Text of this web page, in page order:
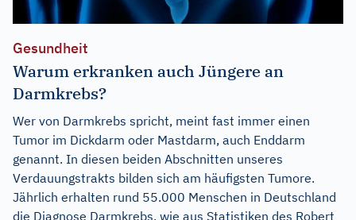
Gesundheit
Warum erkranken auch Jüngere an
Darmkrebs?
Wer von Darmkrebs spricht, meint fast immer einen
Tumor im Dickdarm oder Mastdarm, auch Enddarm
genannt. In diesen beiden Abschnitten unseres
Verdauungstrakts bilden sich am häufigsten Tumore.
Jährlich erhalten rund 55.000 Menschen in Deutschland
die Diagnose Darmkrebs, wie aus Statistiken des Robert